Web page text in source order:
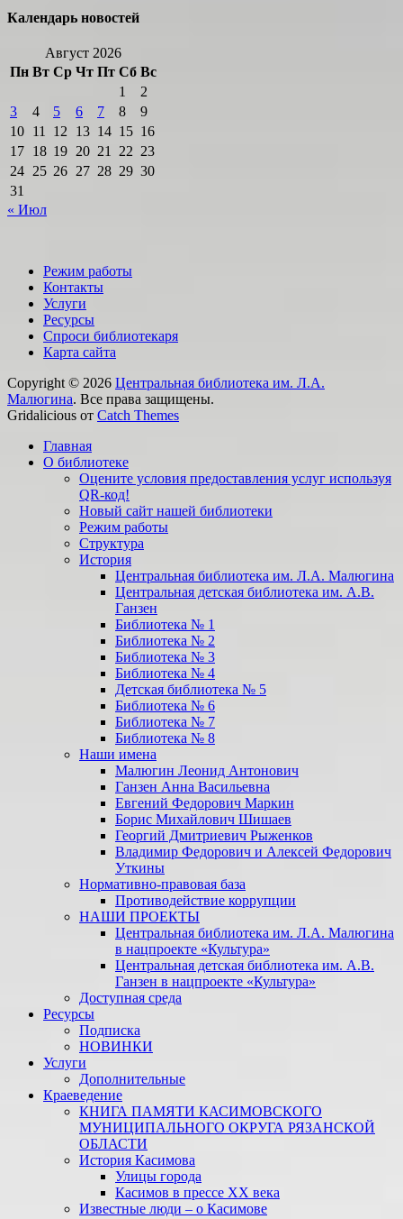
Календарь новостей
Август 2026
Пн Вт Ср Чт Пт Сб Вс
1
2
3
4 5 6 7 8
9
10 11 12 13 14 15 16
17 18 19 20 21 22 23
24 25 26 27 28 29 30
31
« Июл
Режим работы
Контакты
Услуги
Ресурсы
Спроси библиотекаря
Карта сайта
Copyright © 2026 Центральная библиотека им. Л.А.
Малюгина. Все права защищены.
Gridalicious от Catch Themes
вверх
Главная
О библиотеке
Оцените условия предоставления услуг используя
QR-код!
Новый сайт нашей библиотеки
Режим работы
Структура
История
Центральная библиотека им. Л.А. Малюгина
Центральная детская библиотека им. А.В.
Ганзен
Библиотека № 1
Библиотека № 2
Библиотека № 3
Библиотека № 4
Детская библиотека № 5
Библиотека № 6
Библиотека № 7
Библиотека № 8
Наши имена
Малюгин Леонид Антонович
Ганзен Анна Васильевна
Евгений Федорович Маркин
Борис Михайлович Шишаев
Георгий Дмитриевич Рыженков
Владимир Федорович и Алексей Федорович
Уткины
Нормативно-правовая база
Противодействие коррупции
НАШИ ПРОЕКТЫ
Центральная библиотека им. Л.А. Малюгина
в нацпроекте «Культура»
Центральная детская библиотека им. А.В.
Ганзен в нацпроекте «Культура»
Доступная среда
Ресурсы
Подписка
НОВИНКИ
Услуги
Дополнительные
Краеведение
КНИГА ПАМЯТИ КАСИМОВСКОГО
МУНИЦИПАЛЬНОГО ОКРУГА РЯЗАНСКОЙ
ОБЛАСТИ
История Касимова
Улицы города
Касимов в прессе XX века
Известные люди – о Касимове